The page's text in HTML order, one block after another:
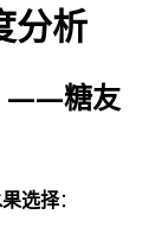
分析
——糖友
选择：